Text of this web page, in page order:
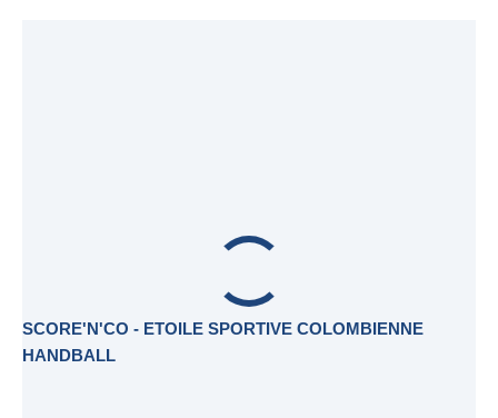
SCORE'N'CO - ETOILE SPORTIVE COLOMBIENNE
HANDBALL